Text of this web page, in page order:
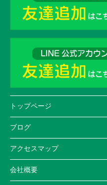
トップページ
ブログ
アクセスマップ
会社概要